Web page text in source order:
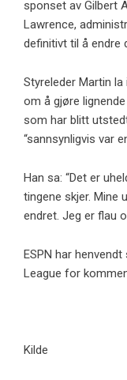
sponset av Gilbert
Lawrence,
definitivt til å endre
Styreleder Martin
om å gjøre
som har blitt
“sannsynligvis var
Han sa: “Det er
tingene skjer. Mine
endret. Jeg er flau
ESPN har
League for
Kilde